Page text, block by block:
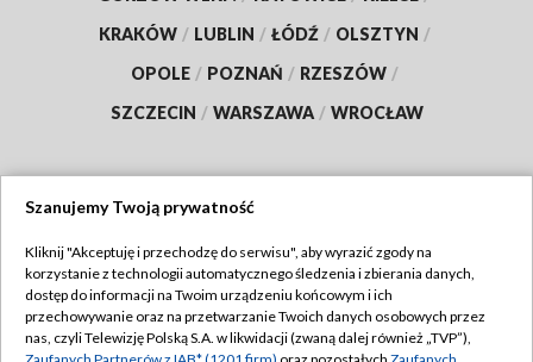
KRAKÓW / LUBLIN / ŁÓDŹ / OLSZTYN /
OPOLE / POZNAŃ / RZESZÓW /
SZCZECIN / WARSZAWA / WROCŁAW
TVP
Abonament TVP
Emisja w TVP
Regulamin TVP
Szanujemy Twoją prywatność
Kliknij "Akceptuję i przechodzę do serwisu", aby wyrazić zgody na
korzystanie z technologii automatycznego śledzenia i zbierania danych,
dostęp do informacji na Twoim urządzeniu końcowym i ich
przechowywanie oraz na przetwarzanie Twoich danych osobowych przez
nas, czyli Telewizję Polską S.A. w likwidacji (zwaną dalej również „TVP”),